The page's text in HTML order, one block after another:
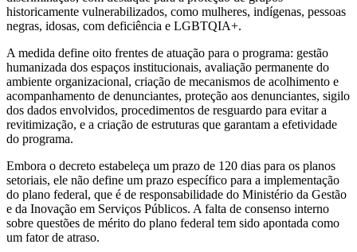
historicamente vulnerabilizados, como mulheres, indígenas, pessoas
negras, idosas, com deficiência e LGBTQIA+.
A medida define oito frentes de atuação para o programa: gestão
humanizada dos espaços institucionais, avaliação permanente do
ambiente organizacional, criação de mecanismos de acolhimento e
acompanhamento de denunciantes, proteção aos denunciantes, sigilo
dos dados envolvidos, procedimentos de resguardo para evitar a
revitimização, e a criação de estruturas que garantam a efetividade
do programa.
Embora o decreto estabeleça um prazo de 120 dias para os planos
setoriais, ele não define um prazo específico para a implementação
do plano federal, que é de responsabilidade do Ministério da Gestão
e da Inovação em Serviços Públicos. A falta de consenso interno
sobre questões de mérito do plano federal tem sido apontada como
um fator de atraso.